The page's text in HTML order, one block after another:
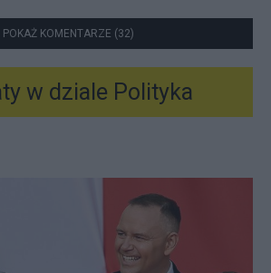
POKAŻ KOMENTARZE (32)
w dziale Polityka